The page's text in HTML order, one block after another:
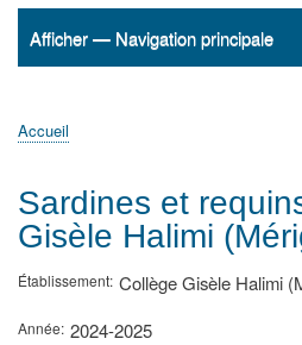
Navigation
Afficher — Navigation principale
Accueil
ActualitésMATh.en.JEANS ?
Régions et Ateliers
Créer, gérer un atelier
Sujets/Publications
Congrès
d'Ariane
Accueil
Sardines et
Gisèle Halimi
Établissement Collège Gisèle Halimi
Année 2024-2025